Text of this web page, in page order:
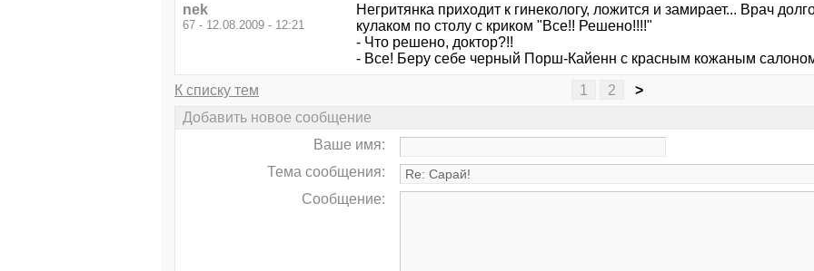
nek
67 - 12.08.2009 - 12:21
Негритянка приходит к гинекологу, ложится и замирает... Врач
кулаком по столу с криком "Все!! Решено!!!!"
- Что решено, доктор?!!
- Все! Беру себе черный Порш-Кайенн с красным кожаным
К списку тем 1 2
>
Добавить новое сообщение
Ваше имя:
Тема сообщения:
Сообщение: